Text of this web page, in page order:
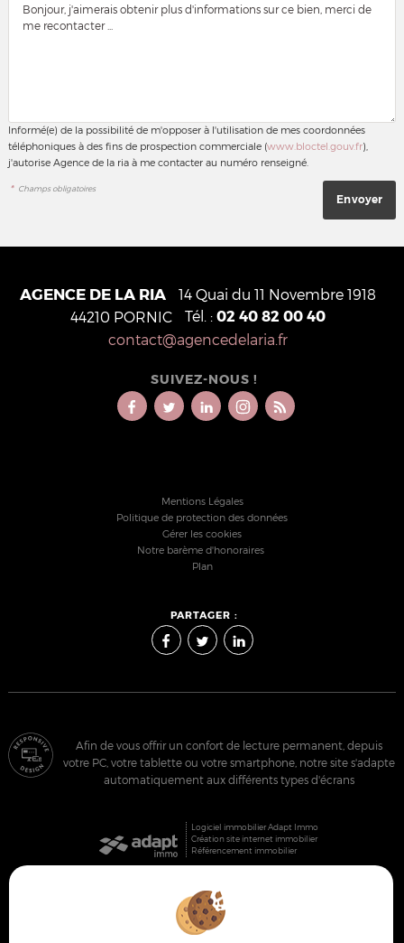
Informé(e) de la possibilité de m'opposer à l'utilisation de mes coordonnées
téléphoniques à des fins de prospection commerciale (www.bloctel.gouv.fr),
j'autorise Agence de la ria à me contacter au numéro renseigné.
* Champs obligatoires
AGENCE DE LA RIA
14 Quai du 11 Novembre 1918
44210 PORNIC Tél. : 02 40 82 00 40
contact@agencedelaria.fr
SUIVEZ-NOUS !
Mentions Légales
Politique de protection des données
Gérer les cookies
Notre barème d'honoraires
Plan
PARTAGER :
Afin de vous offrir un confort de lecture permanent, depuis
votre PC, votre tablette ou votre smartphone, notre site s'adapte
automatiquement aux différents types d'écrans
Logiciel immobilier Adapt Immo
Création site internet immobilier
Référencement immobilier